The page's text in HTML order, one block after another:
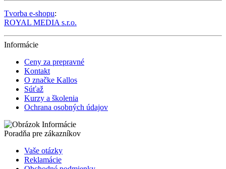
Tvorba e-shopu:
ROYAL MEDIA s.r.o.
Informácie
Ceny za prepravné
Kontakt
O značke Kallos
Súťaž
Kurzy a školenia
Ochrana osobných údajov
Poradňa pre zákazníkov
Vaše otázky
Reklamácie